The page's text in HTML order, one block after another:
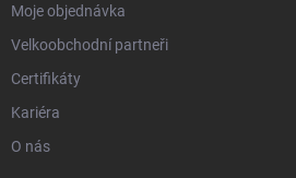
Moje objednávka
Velkoobchodní partneři
Certifikáty
Kariéra
O nás